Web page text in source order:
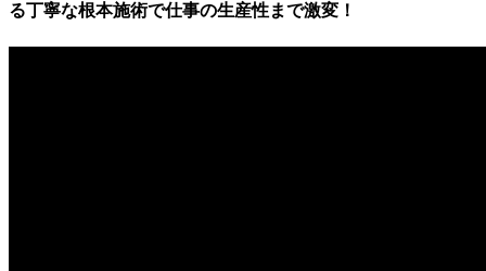
る丁寧な根本施術で仕事の生産性まで激変！